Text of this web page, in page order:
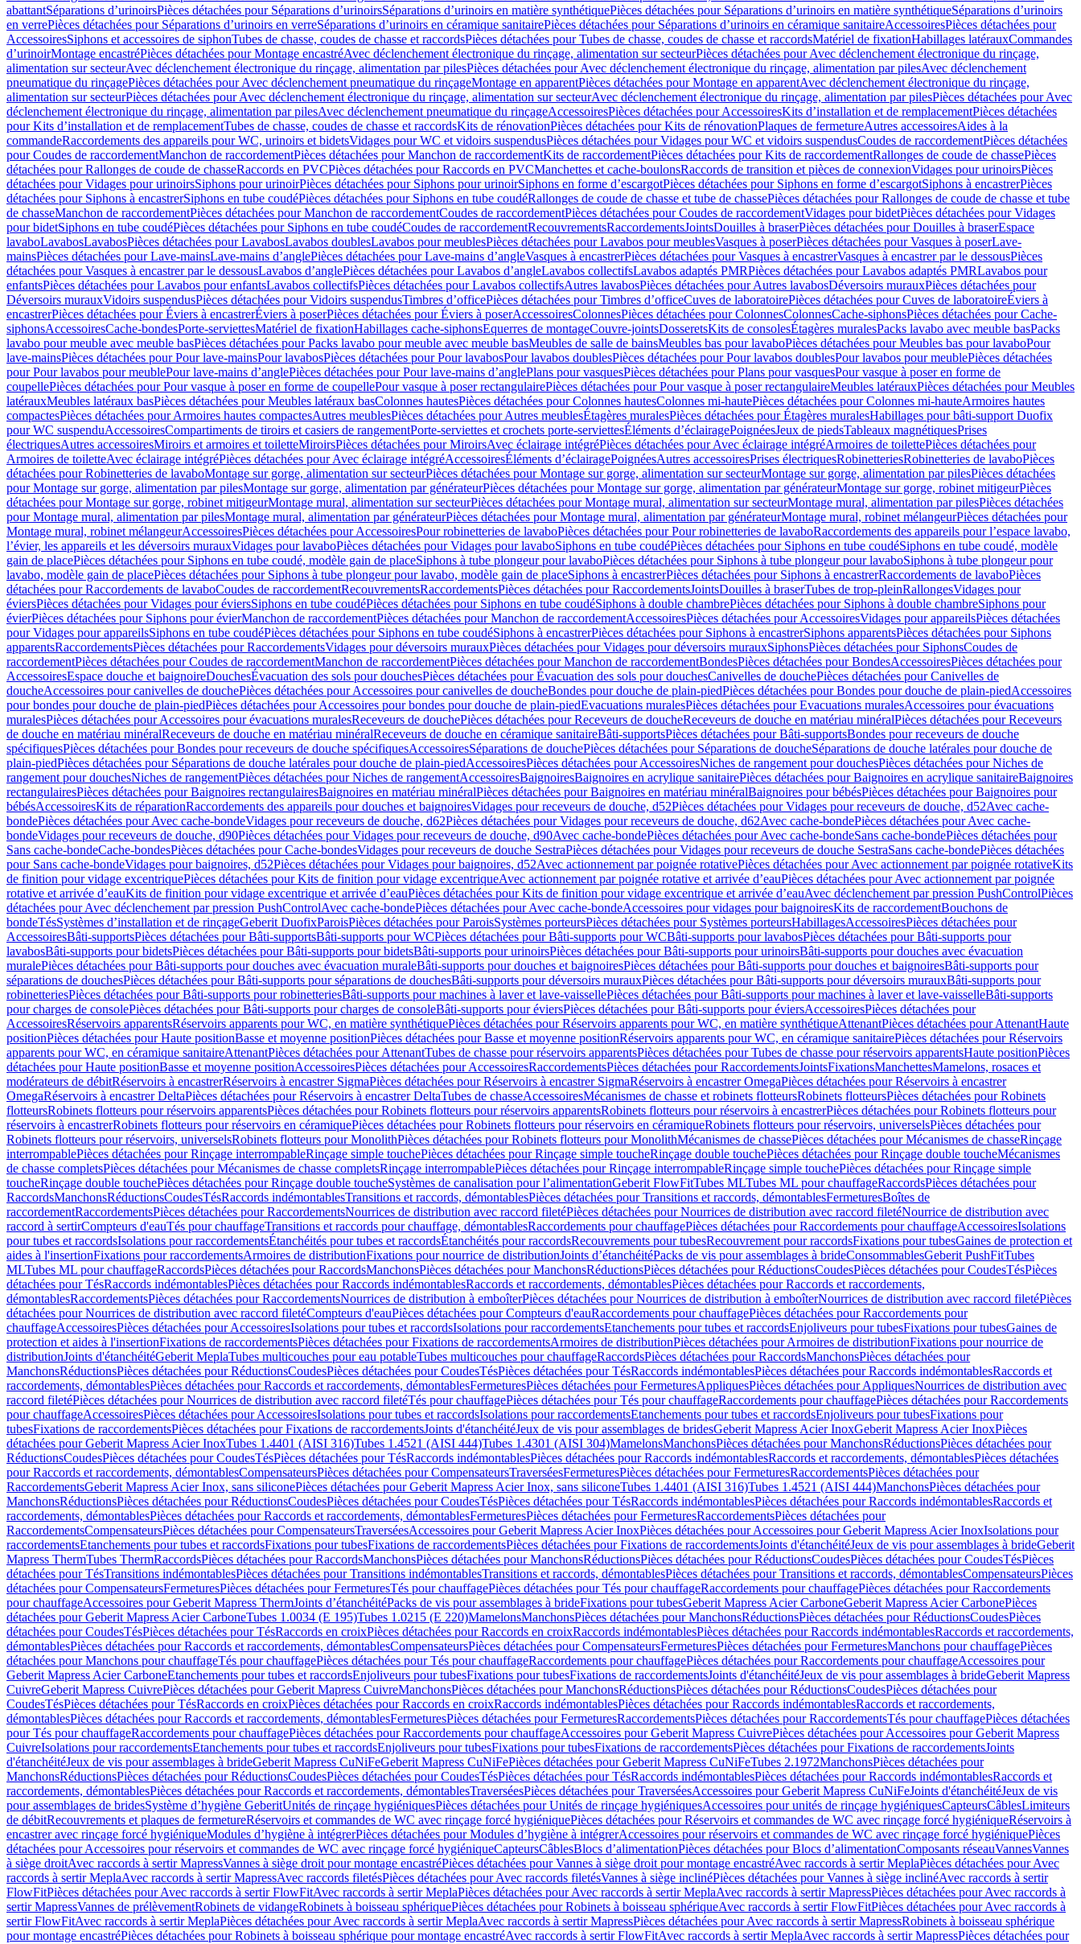
abattantSéparations d’urinoirsPièces détachées pour Séparations d’urinoirsSéparations d’urinoirs en matière synthétiquePièces détachées pour Séparations d’urinoirs en matière synthétiqueSéparations d’urinoirs
en verrePièces détachées pour Séparations d’urinoirs en verreSéparations d’urinoirs en céramique sanitairePièces détachées pour Séparations d’urinoirs en céramique sanitaireAccessoiresPièces détachées pour
AccessoiresSiphons et accessoires de siphonTubes de chasse, coudes de chasse et raccordsPièces détachées pour Tubes de chasse, coudes de chasse et raccordsMatériel de fixationHabillages latérauxCommandes
dʼurinoirMontage encastréPièces détachées pour Montage encastréAvec déclenchement électronique du rinçage, alimentation sur secteurPièces détachées pour Avec déclenchement électronique du rinçage,
alimentation sur secteurAvec déclenchement électronique du rinçage, alimentation par pilesPièces détachées pour Avec déclenchement électronique du rinçage, alimentation par pilesAvec déclenchement
pneumatique du rinçagePièces détachées pour Avec déclenchement pneumatique du rinçageMontage en apparentPièces détachées pour Montage en apparentAvec déclenchement électronique du rinçage,
alimentation sur secteurPièces détachées pour Avec déclenchement électronique du rinçage, alimentation sur secteurAvec déclenchement électronique du rinçage, alimentation par pilesPièces détachées pour Avec
déclenchement électronique du rinçage, alimentation par pilesAvec déclenchement pneumatique du rinçageAccessoiresPièces détachées pour AccessoiresKits d’installation et de remplacementPièces détachées
pour Kits d’installation et de remplacementTubes de chasse, coudes de chasse et raccordsKits de rénovationPièces détachées pour Kits de rénovationPlaques de fermetureAutres accessoiresAides à la
commandeRaccordements des appareils pour WC, urinoirs et bidetsVidages pour WC et vidoirs suspendusPièces détachées pour Vidages pour WC et vidoirs suspendusCoudes de raccordementPièces détachées
pour Coudes de raccordementManchon de raccordementPièces détachées pour Manchon de raccordementKits de raccordementPièces détachées pour Kits de raccordementRallonges de coude de chassePièces
détachées pour Rallonges de coude de chasseRaccords en PVCPièces détachées pour Raccords en PVCManchettes et cache-boulonsRaccords de transition et pièces de connexionVidages pour urinoirsPièces
détachées pour Vidages pour urinoirsSiphons pour urinoirPièces détachées pour Siphons pour urinoirSiphons en forme d’escargotPièces détachées pour Siphons en forme d’escargotSiphons à encastrerPièces
détachées pour Siphons à encastrerSiphons en tube coudéPièces détachées pour Siphons en tube coudéRallonges de coude de chasse et tube de chassePièces détachées pour Rallonges de coude de chasse et tube
de chasseManchon de raccordementPièces détachées pour Manchon de raccordementCoudes de raccordementPièces détachées pour Coudes de raccordementVidages pour bidetPièces détachées pour Vidages
pour bidetSiphons en tube coudéPièces détachées pour Siphons en tube coudéCoudes de raccordementRecouvrementsRaccordementsJointsDouilles à braserPièces détachées pour Douilles à braserEspace
lavaboLavabosLavabosPièces détachées pour LavabosLavabos doublesLavabos pour meublesPièces détachées pour Lavabos pour meublesVasques à poserPièces détachées pour Vasques à poserLave-
mainsPièces détachées pour Lave-mainsLave-mains d’anglePièces détachées pour Lave-mains d’angleVasques à encastrerPièces détachées pour Vasques à encastrerVasques à encastrer par le dessousPièces
détachées pour Vasques à encastrer par le dessousLavabos d’anglePièces détachées pour Lavabos d’angleLavabos collectifsLavabos adaptés PMRPièces détachées pour Lavabos adaptés PMRLavabos pour
enfantsPièces détachées pour Lavabos pour enfantsLavabos collectifsPièces détachées pour Lavabos collectifsAutres lavabosPièces détachées pour Autres lavabosDéversoirs murauxPièces détachées pour
Déversoirs murauxVidoirs suspendusPièces détachées pour Vidoirs suspendusTimbres dʼofficePièces détachées pour Timbres dʼofficeCuves de laboratoirePièces détachées pour Cuves de laboratoireÉviers à
encastrerPièces détachées pour Éviers à encastrerÉviers à poserPièces détachées pour Éviers à poserAccessoiresColonnesPièces détachées pour ColonnesColonnesCache-siphonsPièces détachées pour Cache-
siphonsAccessoiresCache-bondesPorte-serviettesMatériel de fixationHabillages cache-siphonsEquerres de montageCouvre-jointsDosseretsKits de consolesÉtagères muralesPacks lavabo avec meuble basPacks
lavabo pour meuble avec meuble basPièces détachées pour Packs lavabo pour meuble avec meuble basMeubles de salle de bainsMeubles bas pour lavaboPièces détachées pour Meubles bas pour lavaboPour
lave-mainsPièces détachées pour Pour lave-mainsPour lavabosPièces détachées pour Pour lavabosPour lavabos doublesPièces détachées pour Pour lavabos doublesPour lavabos pour meublePièces détachées
pour Pour lavabos pour meublePour lave-mains d’anglePièces détachées pour Pour lave-mains d’anglePlans pour vasquesPièces détachées pour Plans pour vasquesPour vasque à poser en forme de
coupellePièces détachées pour Pour vasque à poser en forme de coupellePour vasque à poser rectangulairePièces détachées pour Pour vasque à poser rectangulaireMeubles latérauxPièces détachées pour Meubles
latérauxMeubles latéraux basPièces détachées pour Meubles latéraux basColonnes hautesPièces détachées pour Colonnes hautesColonnes mi-hautePièces détachées pour Colonnes mi-hauteArmoires hautes
compactesPièces détachées pour Armoires hautes compactesAutres meublesPièces détachées pour Autres meublesÉtagères muralesPièces détachées pour Étagères muralesHabillages pour bâti-support Duofix
pour WC suspenduAccessoiresCompartiments de tiroirs et casiers de rangementPorte-serviettes et crochets porte-serviettesÉléments d’éclairagePoignéesJeux de piedsTableaux magnétiquesPrises
électriquesAutres accessoiresMiroirs et armoires et toiletteMiroirsPièces détachées pour MiroirsAvec éclairage intégréPièces détachées pour Avec éclairage intégréArmoires de toilettePièces détachées pour
Armoires de toiletteAvec éclairage intégréPièces détachées pour Avec éclairage intégréAccessoiresÉléments d’éclairagePoignéesAutres accessoiresPrises électriquesRobinetteriesRobinetteries de lavaboPièces
détachées pour Robinetteries de lavaboMontage sur gorge, alimentation sur secteurPièces détachées pour Montage sur gorge, alimentation sur secteurMontage sur gorge, alimentation par pilesPièces détachées
pour Montage sur gorge, alimentation par pilesMontage sur gorge, alimentation par générateurPièces détachées pour Montage sur gorge, alimentation par générateurMontage sur gorge, robinet mitigeurPièces
détachées pour Montage sur gorge, robinet mitigeurMontage mural, alimentation sur secteurPièces détachées pour Montage mural, alimentation sur secteurMontage mural, alimentation par pilesPièces détachées
pour Montage mural, alimentation par pilesMontage mural, alimentation par générateurPièces détachées pour Montage mural, alimentation par générateurMontage mural, robinet mélangeurPièces détachées pour
Montage mural, robinet mélangeurAccessoiresPièces détachées pour AccessoiresPour robinetteries de lavaboPièces détachées pour Pour robinetteries de lavaboRaccordements des appareils pour l’espace lavabo,
l’évier, les appareils et les déversoirs murauxVidages pour lavaboPièces détachées pour Vidages pour lavaboSiphons en tube coudéPièces détachées pour Siphons en tube coudéSiphons en tube coudé, modèle
gain de placePièces détachées pour Siphons en tube coudé, modèle gain de placeSiphons à tube plongeur pour lavaboPièces détachées pour Siphons à tube plongeur pour lavaboSiphons à tube plongeur pour
lavabo, modèle gain de placePièces détachées pour Siphons à tube plongeur pour lavabo, modèle gain de placeSiphons à encastrerPièces détachées pour Siphons à encastrerRaccordements de lavaboPièces
détachées pour Raccordements de lavaboCoudes de raccordementRecouvrementsRaccordementsPièces détachées pour RaccordementsJointsDouilles à braserTubes de trop-pleinRallongesVidages pour
éviersPièces détachées pour Vidages pour éviersSiphons en tube coudéPièces détachées pour Siphons en tube coudéSiphons à double chambrePièces détachées pour Siphons à double chambreSiphons pour
évierPièces détachées pour Siphons pour évierManchon de raccordementPièces détachées pour Manchon de raccordementAccessoiresPièces détachées pour AccessoiresVidages pour appareilsPièces détachées
pour Vidages pour appareilsSiphons en tube coudéPièces détachées pour Siphons en tube coudéSiphons à encastrerPièces détachées pour Siphons à encastrerSiphons apparentsPièces détachées pour Siphons
apparentsRaccordementsPièces détachées pour RaccordementsVidages pour déversoirs murauxPièces détachées pour Vidages pour déversoirs murauxSiphonsPièces détachées pour SiphonsCoudes de
raccordementPièces détachées pour Coudes de raccordementManchon de raccordementPièces détachées pour Manchon de raccordementBondesPièces détachées pour BondesAccessoiresPièces détachées pour
AccessoiresEspace douche et baignoireDouchesÉvacuation des sols pour douchesPièces détachées pour Évacuation des sols pour douchesCanivelles de douchePièces détachées pour Canivelles de
doucheAccessoires pour canivelles de douchePièces détachées pour Accessoires pour canivelles de doucheBondes pour douche de plain-piedPièces détachées pour Bondes pour douche de plain-piedAccessoires
pour bondes pour douche de plain-piedPièces détachées pour Accessoires pour bondes pour douche de plain-piedEvacuations muralesPièces détachées pour Evacuations muralesAccessoires pour évacuations
muralesPièces détachées pour Accessoires pour évacuations muralesReceveurs de douchePièces détachées pour Receveurs de doucheReceveurs de douche en matériau minéralPièces détachées pour Receveurs
de douche en matériau minéralReceveurs de douche en matériau minéralReceveurs de douche en céramique sanitaireBâti-supportsPièces détachées pour Bâti-supportsBondes pour receveurs de douche
spécifiquesPièces détachées pour Bondes pour receveurs de douche spécifiquesAccessoiresSéparations de douchePièces détachées pour Séparations de doucheSéparations de douche latérales pour douche de
plain-piedPièces détachées pour Séparations de douche latérales pour douche de plain-piedAccessoiresPièces détachées pour AccessoiresNiches de rangement pour douchesPièces détachées pour Niches de
rangement pour douchesNiches de rangementPièces détachées pour Niches de rangementAccessoiresBaignoiresBaignoires en acrylique sanitairePièces détachées pour Baignoires en acrylique sanitaireBaignoires
rectangulairesPièces détachées pour Baignoires rectangulairesBaignoires en matériau minéralPièces détachées pour Baignoires en matériau minéralBaignoires pour bébésPièces détachées pour Baignoires pour
bébésAccessoiresKits de réparationRaccordements des appareils pour douches et baignoiresVidages pour receveurs de douche, d52Pièces détachées pour Vidages pour receveurs de douche, d52Avec cache-
bondePièces détachées pour Avec cache-bondeVidages pour receveurs de douche, d62Pièces détachées pour Vidages pour receveurs de douche, d62Avec cache-bondePièces détachées pour Avec cache-
bondeVidages pour receveurs de douche, d90Pièces détachées pour Vidages pour receveurs de douche, d90Avec cache-bondePièces détachées pour Avec cache-bondeSans cache-bondePièces détachées pour
Sans cache-bondeCache-bondesPièces détachées pour Cache-bondesVidages pour receveurs de douche SestraPièces détachées pour Vidages pour receveurs de douche SestraSans cache-bondePièces détachées
pour Sans cache-bondeVidages pour baignoires, d52Pièces détachées pour Vidages pour baignoires, d52Avec actionnement par poignée rotativePièces détachées pour Avec actionnement par poignée rotativeKits
de finition pour vidage excentriquePièces détachées pour Kits de finition pour vidage excentriqueAvec actionnement par poignée rotative et arrivée d’eauPièces détachées pour Avec actionnement par poignée
rotative et arrivée d’eauKits de finition pour vidage excentrique et arrivée d’eauPièces détachées pour Kits de finition pour vidage excentrique et arrivée d’eauAvec déclenchement par pression PushControlPièces
détachées pour Avec déclenchement par pression PushControlAvec cache-bondePièces détachées pour Avec cache-bondeAccessoires pour vidages pour baignoiresKits de raccordementBouchons de
bondeTésSystèmes d’installation et de rinçageGeberit DuofixParoisPièces détachées pour ParoisSystèmes porteursPièces détachées pour Systèmes porteursHabillagesAccessoiresPièces détachées pour
AccessoiresBâti-supportsPièces détachées pour Bâti-supportsBâti-supports pour WCPièces détachées pour Bâti-supports pour WCBâti-supports pour lavabosPièces détachées pour Bâti-supports pour
lavabosBâti-supports pour bidetsPièces détachées pour Bâti-supports pour bidetsBâti-supports pour urinoirsPièces détachées pour Bâti-supports pour urinoirsBâti-supports pour douches avec évacuation
muralePièces détachées pour Bâti-supports pour douches avec évacuation muraleBâti-supports pour douches et baignoiresPièces détachées pour Bâti-supports pour douches et baignoiresBâti-supports pour
séparations de douchesPièces détachées pour Bâti-supports pour séparations de douchesBâti-supports pour déversoirs murauxPièces détachées pour Bâti-supports pour déversoirs murauxBâti-supports pour
robinetteriesPièces détachées pour Bâti-supports pour robinetteriesBâti-supports pour machines à laver et lave-vaissellePièces détachées pour Bâti-supports pour machines à laver et lave-vaisselleBâti-supports
pour charges de consolePièces détachées pour Bâti-supports pour charges de consoleBâti-supports pour éviersPièces détachées pour Bâti-supports pour éviersAccessoiresPièces détachées pour
AccessoiresRéservoirs apparentsRéservoirs apparents pour WC, en matière synthétiquePièces détachées pour Réservoirs apparents pour WC, en matière synthétiqueAttenantPièces détachées pour AttenantHaute
positionPièces détachées pour Haute positionBasse et moyenne positionPièces détachées pour Basse et moyenne positionRéservoirs apparents pour WC, en céramique sanitairePièces détachées pour Réservoirs
apparents pour WC, en céramique sanitaireAttenantPièces détachées pour AttenantTubes de chasse pour réservoirs apparentsPièces détachées pour Tubes de chasse pour réservoirs apparentsHaute positionPièces
détachées pour Haute positionBasse et moyenne positionAccessoiresPièces détachées pour AccessoiresRaccordementsPièces détachées pour RaccordementsJointsFixationsManchettesMamelons, rosaces et
modérateurs de débitRéservoirs à encastrerRéservoirs à encastrer SigmaPièces détachées pour Réservoirs à encastrer SigmaRéservoirs à encastrer OmegaPièces détachées pour Réservoirs à encastrer
OmegaRéservoirs à encastrer DeltaPièces détachées pour Réservoirs à encastrer DeltaTubes de chasseAccessoiresMécanismes de chasse et robinets flotteursRobinets flotteursPièces détachées pour Robinets
flotteursRobinets flotteurs pour réservoirs apparentsPièces détachées pour Robinets flotteurs pour réservoirs apparentsRobinets flotteurs pour réservoirs à encastrerPièces détachées pour Robinets flotteurs pour
réservoirs à encastrerRobinets flotteurs pour réservoirs en céramiquePièces détachées pour Robinets flotteurs pour réservoirs en céramiqueRobinets flotteurs pour réservoirs, universelsPièces détachées pour
Robinets flotteurs pour réservoirs, universelsRobinets flotteurs pour MonolithPièces détachées pour Robinets flotteurs pour MonolithMécanismes de chassePièces détachées pour Mécanismes de chasseRinçage
interrompablePièces détachées pour Rinçage interrompableRinçage simple touchePièces détachées pour Rinçage simple toucheRinçage double touchePièces détachées pour Rinçage double toucheMécanismes
de chasse completsPièces détachées pour Mécanismes de chasse completsRinçage interrompablePièces détachées pour Rinçage interrompableRinçage simple touchePièces détachées pour Rinçage simple
toucheRinçage double touchePièces détachées pour Rinçage double toucheSystèmes de canalisation pour l’alimentationGeberit FlowFitTubes MLTubes ML pour chauffageRaccordsPièces détachées pour
RaccordsManchonsRéductionsCoudesTésRaccords indémontablesTransitions et raccords, démontablesPièces détachées pour Transitions et raccords, démontablesFermeturesBoîtes de
raccordementRaccordementsPièces détachées pour RaccordementsNourrices de distribution avec raccord filetéPièces détachées pour Nourrices de distribution avec raccord filetéNourrice de distribution avec
raccord à sertirCompteurs d'eauTés pour chauffageTransitions et raccords pour chauffage, démontablesRaccordements pour chauffagePièces détachées pour Raccordements pour chauffageAccessoiresIsolations
pour tubes et raccordsIsolations pour raccordementsÉtanchéités pour tubes et raccordsÉtanchéités pour raccordsRecouvrements pour tubesRecouvrement pour raccordsFixations pour tubesGaines de protection et
aides à l'insertionFixations pour raccordementsArmoires de distributionFixations pour nourrice de distributionJoints d’étanchéitéPacks de vis pour assemblages à brideConsommablesGeberit PushFitTubes
MLTubes ML pour chauffageRaccordsPièces détachées pour RaccordsManchonsPièces détachées pour ManchonsRéductionsPièces détachées pour RéductionsCoudesPièces détachées pour CoudesTésPièces
détachées pour TésRaccords indémontablesPièces détachées pour Raccords indémontablesRaccords et raccordements, démontablesPièces détachées pour Raccords et raccordements,
démontablesRaccordementsPièces détachées pour RaccordementsNourrices de distribution à emboîterPièces détachées pour Nourrices de distribution à emboîterNourrices de distribution avec raccord filetéPièces
détachées pour Nourrices de distribution avec raccord filetéCompteurs d'eauPièces détachées pour Compteurs d'eauRaccordements pour chauffagePièces détachées pour Raccordements pour
chauffageAccessoiresPièces détachées pour AccessoiresIsolations pour tubes et raccordsIsolations pour raccordementsEtanchements pour tubes et raccordsEnjoliveurs pour tubesFixations pour tubesGaines de
protection et aides à l'insertionFixations de raccordementsPièces détachées pour Fixations de raccordementsArmoires de distributionPièces détachées pour Armoires de distributionFixations pour nourrice de
distributionJoints d'étanchéitéGeberit MeplaTubes multicouches pour eau potableTubes multicouches pour chauffageRaccordsPièces détachées pour RaccordsManchonsPièces détachées pour
ManchonsRéductionsPièces détachées pour RéductionsCoudesPièces détachées pour CoudesTésPièces détachées pour TésRaccords indémontablesPièces détachées pour Raccords indémontablesRaccords et
raccordements, démontablesPièces détachées pour Raccords et raccordements, démontablesFermeturesPièces détachées pour FermeturesAppliquesPièces détachées pour AppliquesNourrices de distribution avec
raccord filetéPièces détachées pour Nourrices de distribution avec raccord filetéTés pour chauffagePièces détachées pour Tés pour chauffageRaccordements pour chauffagePièces détachées pour Raccordements
pour chauffageAccessoiresPièces détachées pour AccessoiresIsolations pour tubes et raccordsIsolations pour raccordementsEtanchements pour tubes et raccordsEnjoliveurs pour tubesFixations pour
tubesFixations de raccordementsPièces détachées pour Fixations de raccordementsJoints d'étanchéitéJeux de vis pour assemblages de bridesGeberit Mapress Acier InoxGeberit Mapress Acier InoxPièces
détachées pour Geberit Mapress Acier InoxTubes 1.4401 (AISI 316)Tubes 1.4521 (AISI 444)Tubes 1.4301 (AISI 304)MamelonsManchonsPièces détachées pour ManchonsRéductionsPièces détachées pour
RéductionsCoudesPièces détachées pour CoudesTésPièces détachées pour TésRaccords indémontablesPièces détachées pour Raccords indémontablesRaccords et raccordements, démontablesPièces détachées
pour Raccords et raccordements, démontablesCompensateursPièces détachées pour CompensateursTraverséesFermeturesPièces détachées pour FermeturesRaccordementsPièces détachées pour
RaccordementsGeberit Mapress Acier Inox, sans siliconePièces détachées pour Geberit Mapress Acier Inox, sans siliconeTubes 1.4401 (AISI 316)Tubes 1.4521 (AISI 444)ManchonsPièces détachées pour
ManchonsRéductionsPièces détachées pour RéductionsCoudesPièces détachées pour CoudesTésPièces détachées pour TésRaccords indémontablesPièces détachées pour Raccords indémontablesRaccords et
raccordements, démontablesPièces détachées pour Raccords et raccordements, démontablesFermeturesPièces détachées pour FermeturesRaccordementsPièces détachées pour
RaccordementsCompensateursPièces détachées pour CompensateursTraverséesAccessoires pour Geberit Mapress Acier InoxPièces détachées pour Accessoires pour Geberit Mapress Acier InoxIsolations pour
raccordementsEtanchements pour tubes et raccordsFixations pour tubesFixations de raccordementsPièces détachées pour Fixations de raccordementsJoints d'étanchéitéJeux de vis pour assemblages à brideGeberit
Mapress ThermTubes ThermRaccordsPièces détachées pour RaccordsManchonsPièces détachées pour ManchonsRéductionsPièces détachées pour RéductionsCoudesPièces détachées pour CoudesTésPièces
détachées pour TésTransitions indémontablesPièces détachées pour Transitions indémontablesTransitions et raccords, démontablesPièces détachées pour Transitions et raccords, démontablesCompensateursPièces
détachées pour CompensateursFermeturesPièces détachées pour FermeturesTés pour chauffagePièces détachées pour Tés pour chauffageRaccordements pour chauffagePièces détachées pour Raccordements
pour chauffageAccessoires pour Geberit Mapress ThermJoints d’étanchéitéPacks de vis pour assemblages à brideFixations pour tubesGeberit Mapress Acier CarboneGeberit Mapress Acier CarbonePièces
détachées pour Geberit Mapress Acier CarboneTubes 1.0034 (E 195)Tubes 1.0215 (E 220)MamelonsManchonsPièces détachées pour ManchonsRéductionsPièces détachées pour RéductionsCoudesPièces
détachées pour CoudesTésPièces détachées pour TésRaccords en croixPièces détachées pour Raccords en croixRaccords indémontablesPièces détachées pour Raccords indémontablesRaccords et raccordements,
démontablesPièces détachées pour Raccords et raccordements, démontablesCompensateursPièces détachées pour CompensateursFermeturesPièces détachées pour FermeturesManchons pour chauffagePièces
détachées pour Manchons pour chauffageTés pour chauffagePièces détachées pour Tés pour chauffageRaccordements pour chauffagePièces détachées pour Raccordements pour chauffageAccessoires pour
Geberit Mapress Acier CarboneEtanchements pour tubes et raccordsEnjoliveurs pour tubesFixations pour tubesFixations de raccordementsJoints d'étanchéitéJeux de vis pour assemblages à brideGeberit Mapress
CuivreGeberit Mapress CuivrePièces détachées pour Geberit Mapress CuivreManchonsPièces détachées pour ManchonsRéductionsPièces détachées pour RéductionsCoudesPièces détachées pour
CoudesTésPièces détachées pour TésRaccords en croixPièces détachées pour Raccords en croixRaccords indémontablesPièces détachées pour Raccords indémontablesRaccords et raccordements,
démontablesPièces détachées pour Raccords et raccordements, démontablesFermeturesPièces détachées pour FermeturesRaccordementsPièces détachées pour RaccordementsTés pour chauffagePièces détachées
pour Tés pour chauffageRaccordements pour chauffagePièces détachées pour Raccordements pour chauffageAccessoires pour Geberit Mapress CuivrePièces détachées pour Accessoires pour Geberit Mapress
CuivreIsolations pour raccordementsEtanchements pour tubes et raccordsEnjoliveurs pour tubesFixations pour tubesFixations de raccordementsPièces détachées pour Fixations de raccordementsJoints
d'étanchéitéJeux de vis pour assemblages à brideGeberit Mapress CuNiFeGeberit Mapress CuNiFePièces détachées pour Geberit Mapress CuNiFeTubes 2.1972ManchonsPièces détachées pour
ManchonsRéductionsPièces détachées pour RéductionsCoudesPièces détachées pour CoudesTésPièces détachées pour TésRaccords indémontablesPièces détachées pour Raccords indémontablesRaccords et
raccordements, démontablesPièces détachées pour Raccords et raccordements, démontablesTraverséesPièces détachées pour TraverséesAccessoires pour Geberit Mapress CuNiFeJoints d'étanchéitéJeux de vis
pour assemblages de bridesSystème d’hygiène GeberitUnités de rinçage hygiéniquesPièces détachées pour Unités de rinçage hygiéniquesAccessoires pour unités de rinçage hygiéniquesCapteursCâblesLimiteurs
de débitRecouvrements et plaques de fermetureRéservoirs et commandes de WC avec rinçage forcé hygiéniquePièces détachées pour Réservoirs et commandes de WC avec rinçage forcé hygiéniqueRéservoirs à
encastrer avec rinçage forcé hygiéniqueModules d’hygiène à intégrerPièces détachées pour Modules d’hygiène à intégrerAccessoires pour réservoirs et commandes de WC avec rinçage forcé hygiéniquePièces
détachées pour Accessoires pour réservoirs et commandes de WC avec rinçage forcé hygiéniqueCapteursCâblesBlocs d’alimentationPièces détachées pour Blocs d’alimentationComposants réseauVannesVannes
à siège droitAvec raccords à sertir MapressVannes à siège droit pour montage encastréPièces détachées pour Vannes à siège droit pour montage encastréAvec raccords à sertir MeplaPièces détachées pour Avec
raccords à sertir MeplaAvec raccords à sertir MapressAvec raccords filetésPièces détachées pour Avec raccords filetésVannes à siège inclinéPièces détachées pour Vannes à siège inclinéAvec raccords à sertir
FlowFitPièces détachées pour Avec raccords à sertir FlowFitAvec raccords à sertir MeplaPièces détachées pour Avec raccords à sertir MeplaAvec raccords à sertir MapressPièces détachées pour Avec raccords à
sertir MapressVannes de prélèvementRobinets de vidangeRobinets à boisseau sphériquePièces détachées pour Robinets à boisseau sphériqueAvec raccords à sertir FlowFitPièces détachées pour Avec raccords à
sertir FlowFitAvec raccords à sertir MeplaPièces détachées pour Avec raccords à sertir MeplaAvec raccords à sertir MapressPièces détachées pour Avec raccords à sertir MapressRobinets à boisseau sphérique
pour montage encastréPièces détachées pour Robinets à boisseau sphérique pour montage encastréAvec raccords à sertir FlowFitAvec raccords à sertir MeplaAvec raccords à sertir MapressPièces détachées pour